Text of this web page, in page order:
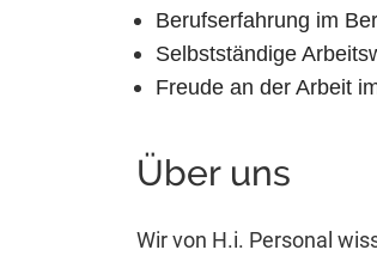
Berufserfahrung im
Selbstständige
Freude an der Arbeit
Über uns
Wir von H.i. Personal